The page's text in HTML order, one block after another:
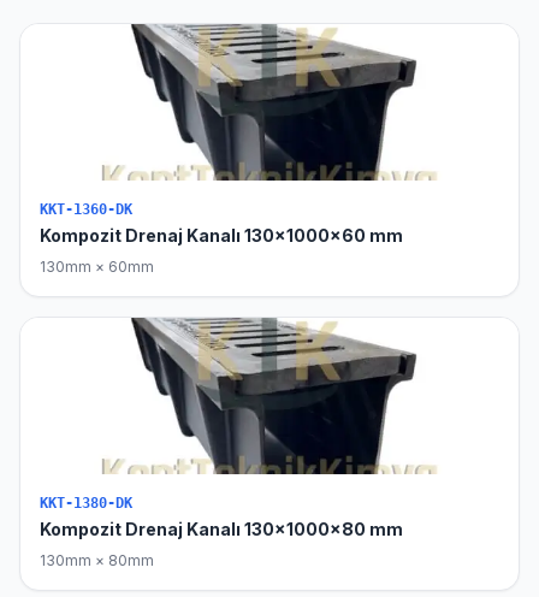
KKT-1360-DK
Kompozit Drenaj Kanalı 130x1000x60 mm
130mm × 60mm
KKT-1380-DK
Kompozit Drenaj Kanalı 130x1000x80 mm
130mm × 80mm